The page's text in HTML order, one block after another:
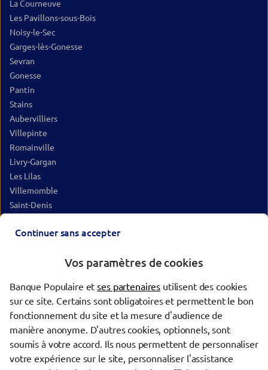
La Courneuve
Les Pavillons-sous-Bois
Noisy-le-Sec
Garges-lès-Gonesse
Sevran
Gonesse
Pantin
Stains
Aubervilliers
Villepinte
Romainville
Livry-Gargan
Les Lilas
Villemomble
Saint-Denis
Rosny-sous-Bois
Tremblay-en-France
Bagnolet
Montreuil
Villiers-le-Bel
Gagny
Neuilly-Plaisance
Continuer sans accepter
Vos paramètres de cookies
Banque Populaire etses partenaires utilisent des cookies
sur ce site. Certains sont obligatoires et permettent le bon
fonctionnement du site et la mesure d'audience de
manière anonyme. D'autres cookies, optionnels, sont
soumis à votre accord. Ils nous permettent de personnaliser
votre expérience sur le site, personnaliser l'assistance